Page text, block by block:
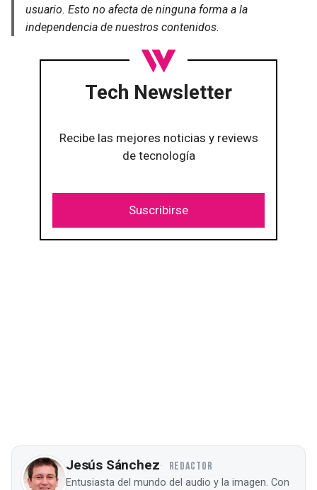
usuario. Esto no afecta de ninguna forma a la
independencia de nuestros contenidos.
Tech Newsletter
Recibe las mejores noticias y reviews
de tecnología
Suscribirse
Jesús Sánchez REDACTOR
Entusiasta del mundo del audio y la imagen. Con